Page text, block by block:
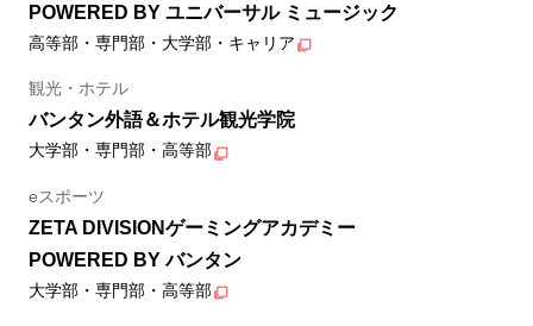
POWERED BY ユニバーサル ミュージック
高等部・専門部・大学部・キャリア
観光・ホテル
バンタン外語＆ホテル観光学院
大学部・専門部・高等部
eスポーツ
ZETA DIVISIONゲーミングアカデミー
POWERED BY バンタン
大学部・専門部・高等部